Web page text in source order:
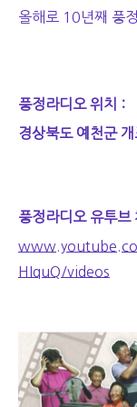
올해로 10년째 풍
풍정라디오 위치 :
경상북도 예천군 개
풍정라디오 유투브
HIquQ/videos